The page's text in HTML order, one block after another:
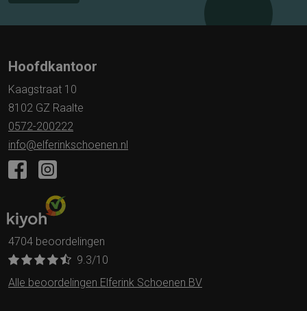
Hoofdkantoor
Kaagstraat 10
8102 GZ Raalte
0572-200222
info@elferinkschoenen.nl
4704 beoordelingen
9.3/10
Alle beoordelingen Elferink Schoenen BV